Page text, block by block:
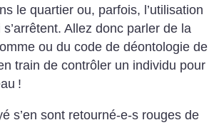
le quartier ou, parfois, l’utilisation
Allez donc parler de la
ou du code de déontologie de
train de contrôler un individu pour
!
s’en sont retourné-e-s rouges de